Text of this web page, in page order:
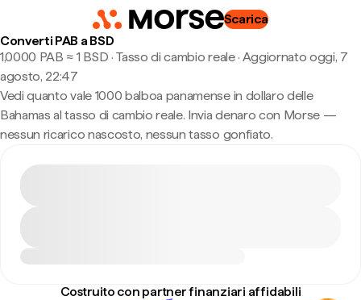
Scarica
Converti PAB a BSD
1,0000 PAB ≈ 1 BSD · Tasso di cambio reale· Aggiornato oggi, 7
agosto, 22:47
Vedi quanto vale 1000 balboa panamense in dollaro delle
Bahamas al tasso di cambio reale. Invia denaro con Morse —
nessun ricarico nascosto, nessun tasso gonfiato.
Costruito con partner finanziari affidabili